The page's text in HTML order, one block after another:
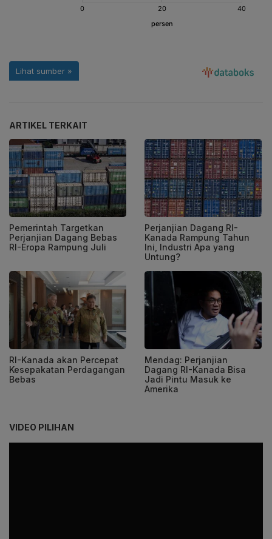
ARTIKEL TERKAIT
Pemerintah Targetkan
Perjanjian Dagang Bebas
RI-Eropa Rampung Juli
Perjanjian Dagang RI-
Kanada Rampung Tahun
Ini, Industri Apa yang
Untung?
RI-Kanada akan Percepat
Kesepakatan Perdagangan
Bebas
Mendag: Perjanjian
Dagang RI-Kanada Bisa
Jadi Pintu Masuk ke
Amerika
VIDEO PILIHAN